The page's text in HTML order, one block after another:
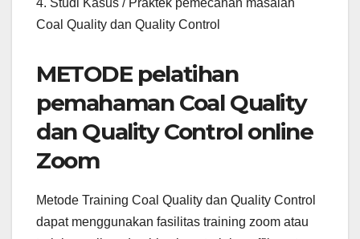
4. Studi Kasus / Praktek pemecahan masalah
Coal Quality dan Quality Control
METODE pelatihan
pemahaman Coal Quality
dan Quality Control online
Zoom
Metode Training Coal Quality dan Quality Control
dapat menggunakan fasilitas training zoom atau